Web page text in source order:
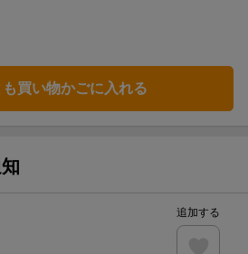
買い物かごに入れる
追加する